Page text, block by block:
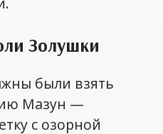
Золушки
были взять
Мазун —
с озорной